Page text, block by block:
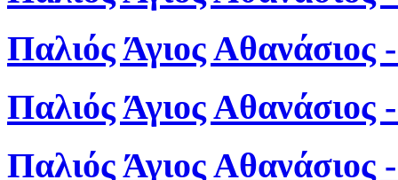
Παλιός Άγιος Αθανάσιος
Παλιός Άγιος Αθανάσιος
Παλιός Άγιος Αθανάσιος